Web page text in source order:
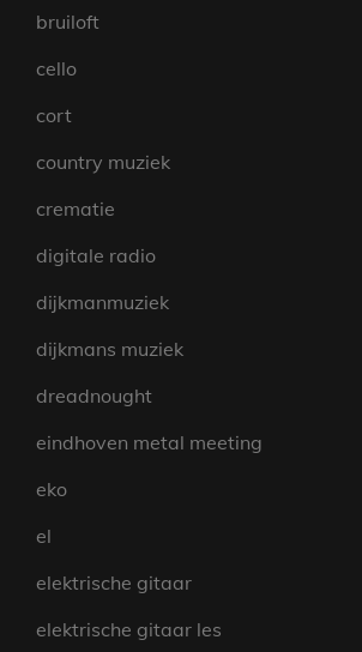
bruiloft
cello
cort
country muziek
crematie
digitale radio
dijkmanmuziek
dijkmans muziek
dreadnought
eindhoven metal meeting
eko
el
elektrische gitaar
elektrische gitaar les